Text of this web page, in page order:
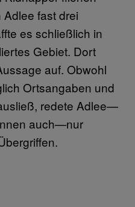
fast drei
es schließlich in
Gebiet. Dort
auf. Obwohl
Ortsangaben und
redete Adlee—
auch—nur